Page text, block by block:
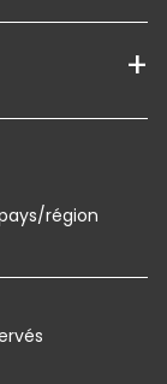
région